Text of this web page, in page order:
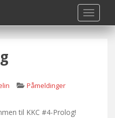
Påmeldinger
til KKC #4-Prolog!